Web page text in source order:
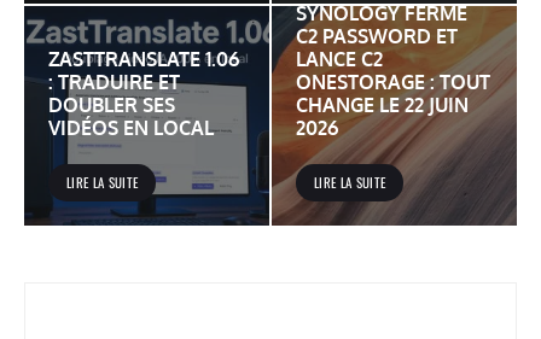
ZASTTRANSLATE 1.06
: TRADUIRE ET
DOUBLER SES
VIDÉOS EN LOCAL
LIRE LA SUITE
SYNOLOGY FERME
C2 PASSWORD ET
LANCE C2
ONESTORAGE : TOUT
CHANGE LE 22 JUIN
2026
LIRE LA SUITE